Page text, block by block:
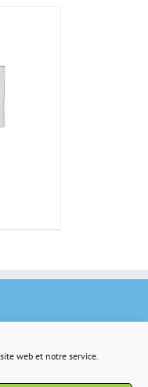
web et notre service.